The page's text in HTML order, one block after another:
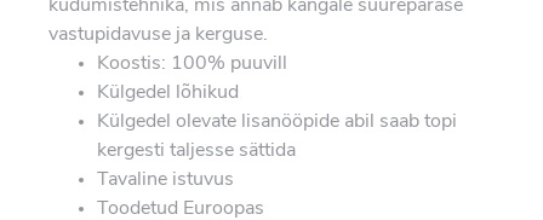
kudumistehnika, mis annab kangale suurepärase
vastupidavuse ja kerguse.
Koostis: 100% puuvill
Külgedel lõhikud
Külgedel olevate lisanööpide abil saab topi
kergesti taljesse sättida
Tavaline istuvus
Toodetud Euroopas